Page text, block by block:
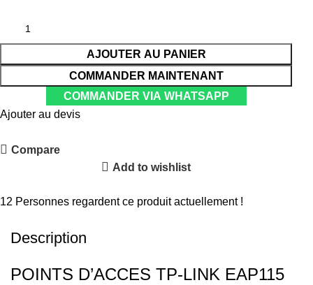
AJOUTER AU PANIER
COMMANDER MAINTENANT
COMMANDER VIA WHATSAPP
Ajouter au devis
Compare
Add to wishlist
12 Personnes regardent ce produit actuellement !
Description
POINTS D’ACCES TP-LINK EAP115